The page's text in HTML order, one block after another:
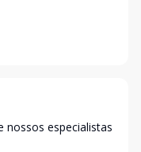
nossos especialistas